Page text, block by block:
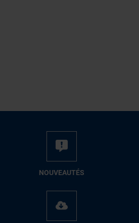
NOUVEAUTÉS